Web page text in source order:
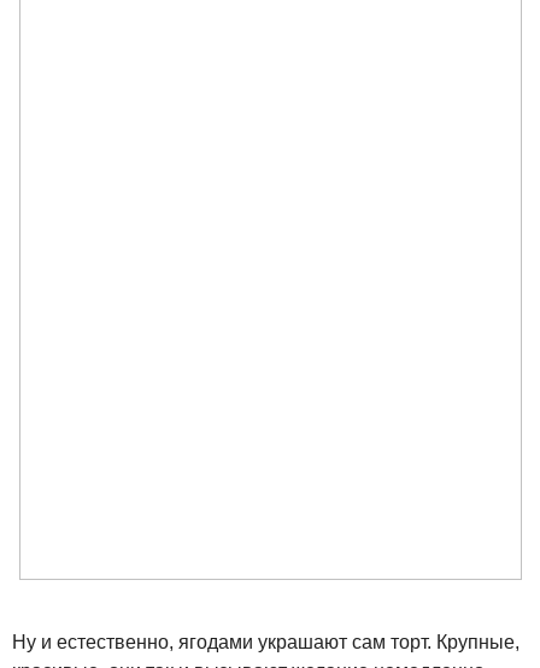
Ну и естественно, ягодами украшают сам торт. Крупные,